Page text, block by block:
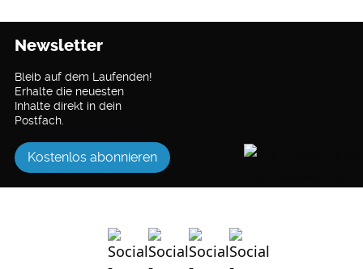
Newsletter
Bleib auf dem Laufenden!
Erhalte die neuesten
Inhalte direkt in dein
Postfach.
Kostenlos abonnieren